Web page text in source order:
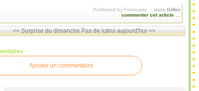
Published by Frimousse - dans Grilles
commenter cet article
<< Surprise du dimanche Pas de lutins aujourd'hui >>
Ajouter un commentaire